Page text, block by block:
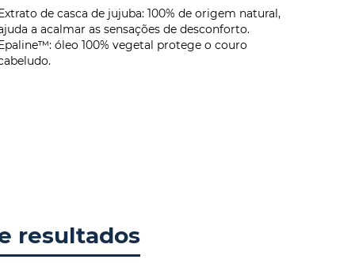
Extrato de casca de jujuba: 100% de origem natural,
a acalmar as sensações de desconforto.
Epaline™: óleo 100% vegetal protege o couro
resultados